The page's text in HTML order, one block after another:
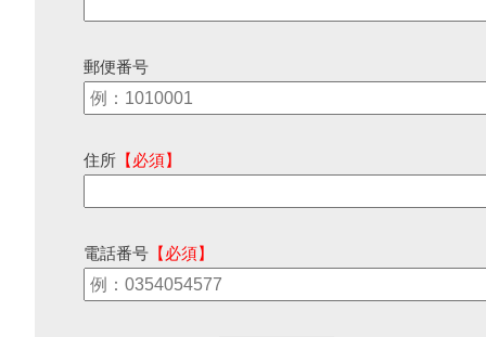
郵便番号
住所 【必須】
電話番号 【必須】